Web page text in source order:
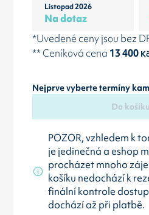
Listopad 2026
Na dotaz
*Uvedené ceny jsou bez
** Ceníková cena 13 400Kč
Nejprve vyberte termíny
Do košíku
POZOR, vzhledem k
je jedinečná a eshop
procházet mnoho
košíku nedochází k
finální kontrole
dochází až při platbě.